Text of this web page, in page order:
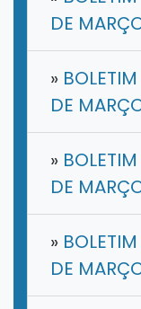
DE
»
DE
»
DE
»
DE